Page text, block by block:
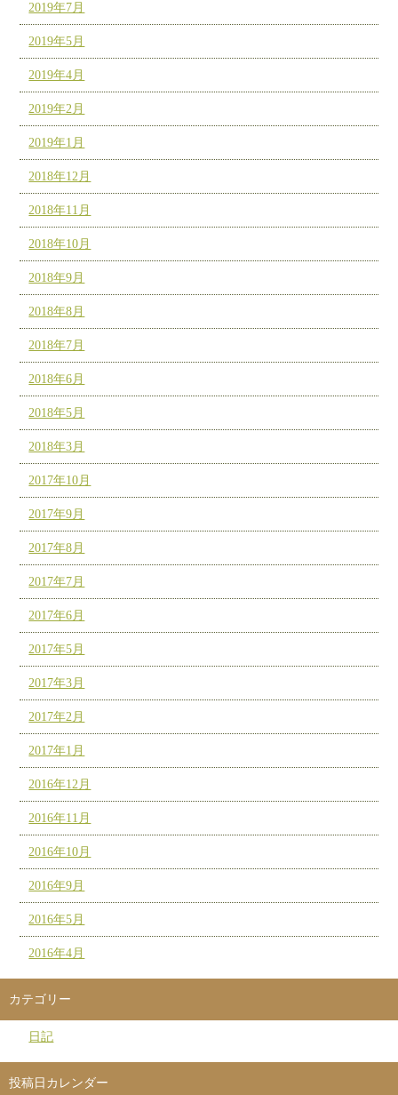
2019年7月
2019年5月
2019年4月
2019年2月
2019年1月
2018年12月
2018年11月
2018年10月
2018年9月
2018年8月
2018年7月
2018年6月
2018年5月
2018年3月
2017年10月
2017年9月
2017年8月
2017年7月
2017年6月
2017年5月
2017年3月
2017年2月
2017年1月
2016年12月
2016年11月
2016年10月
2016年9月
2016年5月
2016年4月
カテゴリー
日記
投稿日カレンダー